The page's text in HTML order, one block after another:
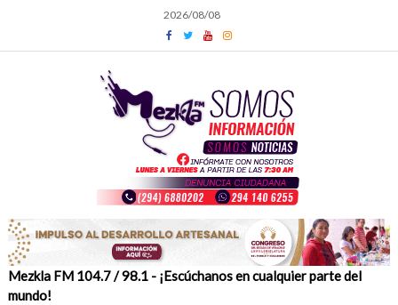
content
2026/08/08
Mezkla FM 104.7 / 98.1 - ¡Escúchanos en cualquier parte del
mundo!